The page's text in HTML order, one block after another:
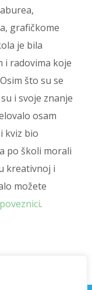
grafičkome
je bila
i radovima koje
što su se
i svoje znanje
osam
kviz bio
po školi morali
kreativnoj i
možete
poveznici.